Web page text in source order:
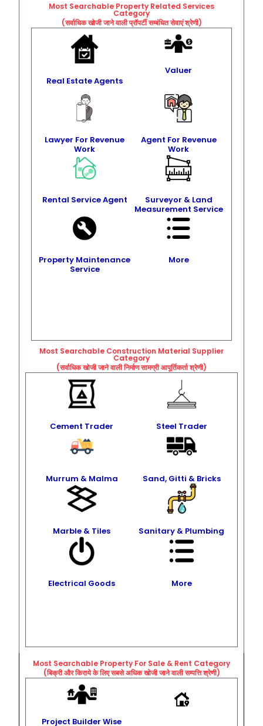
Most Searchable Property Related Services
Category
(सर्वाधिक खोजी जाने वाली प्रॉपर्टी सम्बंधित सेवाएं श्रेणी)
Real Estate Agents
Valuer
Lawyer For Revenue
Work
Agent For Revenue
Work
Rental Service Agent
Surveyor & Land
Measurement Service
Property Maintenance
Service
More
Most Searchable Construction Material Supplier
Category
(सर्वाधिक खोजी जाने वाली निर्माण सामग्री आपूर्तिकर्ता श्रेणी)
Cement Trader Steel Trader
Murrum & Malma Sand, Gitti & Bricks
Marble & Tiles Sanitary & Plumbing
Electrical Goods More
Most Searchable Property For Sale & Rent Category
(बिक्री और किराये के लिए सबसे अधिक खोजी जाने वाली सम्पत्ति श्रेणी)
Project Builder Wise